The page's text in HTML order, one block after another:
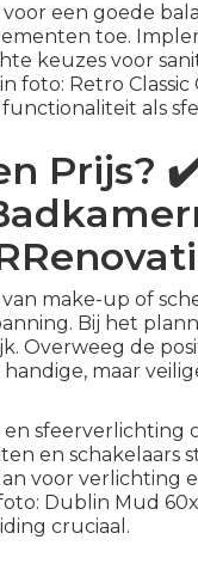
een goede
toe.
keuzes voor
foto: Retro
als
Prijs?
make-up of
Bij het
Overweeg de
maar
sfeerverlichting
en schakelaars
voor verlichting
Dublin Mud
cruciaal.